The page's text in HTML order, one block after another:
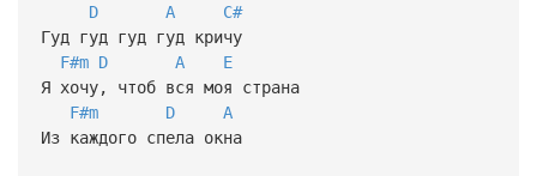
D
A
C#
Гуд гуд гуд гуд кричу
F#m D A
E
Я хочу, чтоб вся моя страна
F#m
D
A
Из каждого спела окна